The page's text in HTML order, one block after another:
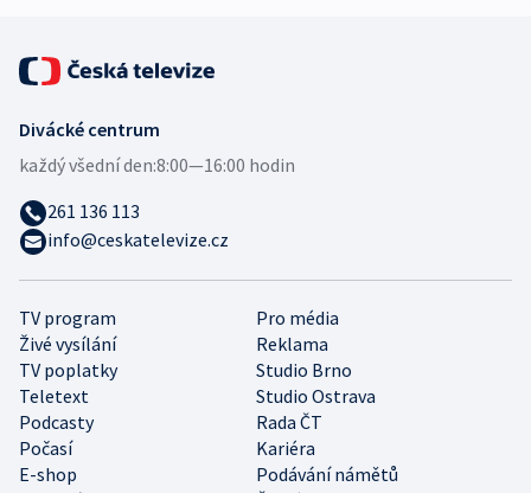
TV program
Pro média
Živé vysílání
Reklama
TV poplatky
Studio Brno
Teletext
Studio Ostrava
Podcasty
Rada ČT
Počasí
Kariéra
E-shop
Podávání námětů
Divácké centrum
každý všední den:8:00—16:00 hodin
261 136 113
info@ceskatelevize.cz